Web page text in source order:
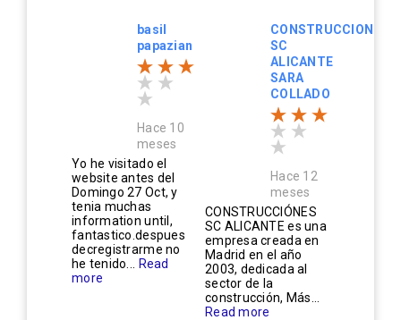
basil
papazian
Hace 10
meses
Yo he visitado el
website antes del
Domingo 27 Oct, y
tenia muchas
information until,
fantastico.despues
decregistrarme no
he tenido...
Read
more
CONSTRUCCIONES
SC
ALICANTE
SARA
COLLADO
Hace 12
meses
CONSTRUCCIÓNES
SC ALICANTE es una
empresa creada en
Madrid en el año
2003, dedicada al
sector de la
construcción, Más...
Read more